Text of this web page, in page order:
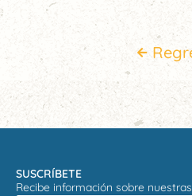
SUSCRÍBETE
Recibe información sobre